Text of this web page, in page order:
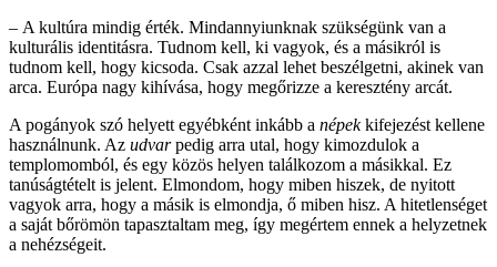
– A kultúra mindig érték. Mindannyiunknak szükségünk van a
kulturális identitásra. Tudnom kell, ki vagyok, és a másikról is
tudnom kell, hogy kicsoda. Csak azzal lehet beszélgetni, akinek van
arca. Európa nagy kihívása, hogy megőrizze a keresztény arcát.
A pogányok szó helyett egyébként inkább a népekkifejezést kellene
használnunk. Az udvarpedig arra utal, hogy kimozdulok a
templomomból, és egy közös helyen találkozom a másikkal. Ez
tanúságtételt is jelent. Elmondom, hogy miben hiszek, de nyitott
vagyok arra, hogy a másik is elmondja, ő miben hisz. A hitetlenséget
a saját bőrömön tapasztaltam meg, így megértem ennek a helyzetnek
a nehézségeit.